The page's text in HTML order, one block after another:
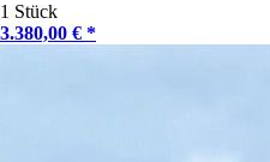
1 Stück
3.380,00 € *